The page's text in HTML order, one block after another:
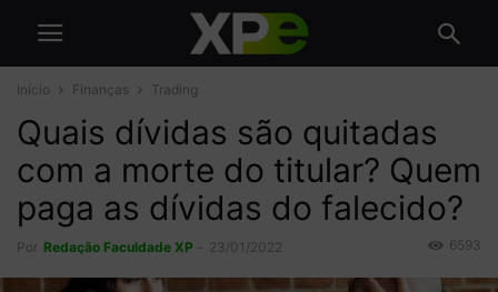
Início Finanças Trading
Quais dívidas são quitadas
com a morte do titular? Quem
paga as dívidas do falecido?
Por Redação Faculdade XP 23/01/2022 6593